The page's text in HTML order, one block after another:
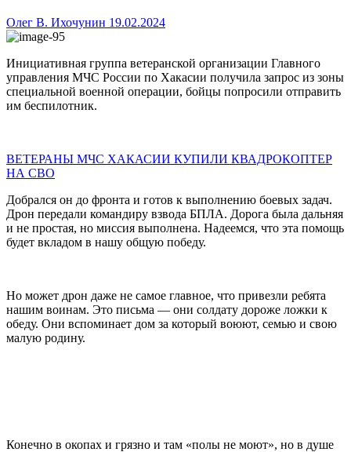
Олег В. Ихочунин 19.02.2024
Инициативная группа ветеранской организации Главного
управления МЧС России по Хакасии получила запрос из зоны
специальной военной операции, бойцы попросили отправить
им беспилотник.
ВЕТЕРАНЫ МЧС ХАКАСИИ КУПИЛИ КВАДРОКОПТЕР
НА СВО
Добрался он до фронта и готов к выполнению боевых задач.
Дрон передали командиру взвода БПЛА. Дорога была дальняя
и не простая, но миссия выполнена. Надеемся, что эта помощь
будет вкладом в нашу общую победу.
Но может дрон даже не самое главное, что привезли ребята
нашим воинам. Это письма — они солдату дороже ложки к
обеду. Они вспоминает дом за который воюют, семью и свою
малую родину.
Конечно в окопах и грязно и там «полы не моют», но в душе